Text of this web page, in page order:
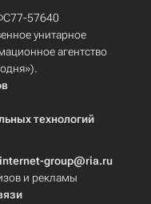
57640
унитарное
агентство
технологий
internet-group@ria.ru
и рекламы